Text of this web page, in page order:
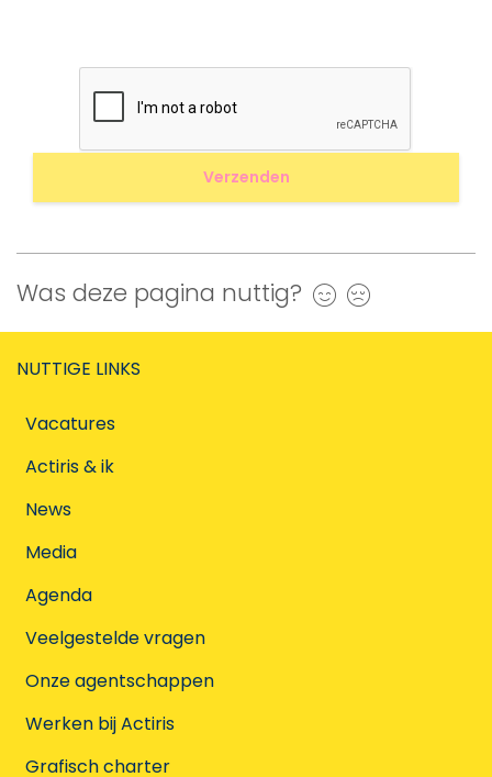
Was deze pagina nuttig? Ja
NUTTIGE LINKS
Vacatures
Actiris & ik
News
Media
Agenda
Veelgestelde vragen
Onze agentschappen
Werken bij Actiris
Grafisch charter